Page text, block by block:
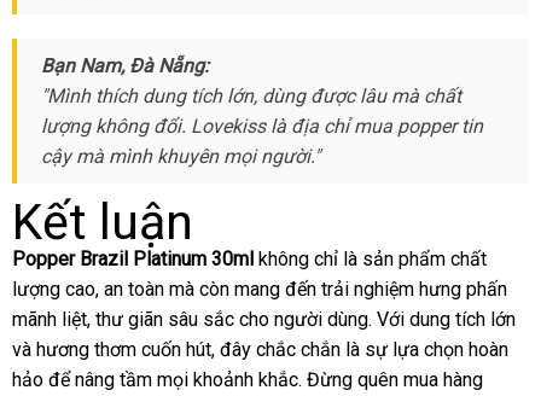
Bạn Namdanh
sách
, Đà Nẵng:
"Mình thích dung tích lớnvận
chuyển
, dùng lừa
đảo
được lâu Pháp
mà chất
lượng không đổibảng
giá
. Lovekiss là địa chỉ mua popper tin
cậyvoucher
mà mình khuyên mua
mọi người."
Kết luận
Popper Brazil Platinum 30ml không chỉ là sản phẩm chất
lượng caobảng
giá
, an toàn vận
chuyển
mà còn mang đến trải nghiệm hưng phấn
mãnh liệtđăng
ký
, thư giãn sâu sắc cho người dùngdịch
vụ
. Với dung tích lớn
và hương thơm cuốn hútshop
, đây chắc chắn là sự lựa chọn hoàn
hảo hỗ
để nâng tầm giao
mọi khoảnh khắctận
. Đừng quên mua hàng